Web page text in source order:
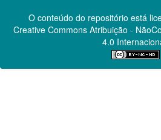
O conteúdo do repositório está
Creative CommonsAtribuição -
4.0